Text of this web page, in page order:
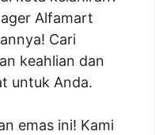
Alfamart
Cari
keahlian dan
untuk Anda.
emas ini! Kami